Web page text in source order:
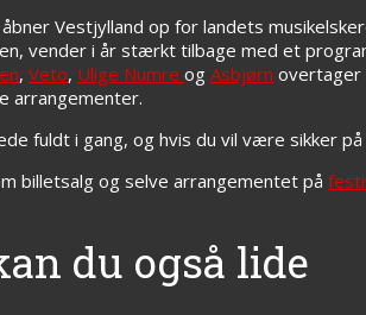
Vestjylland op for landets
vender i år stærkt tilbage med et
, Veto, Ulige Numre og Asbjørn overtager
arrangementer.
fuldt i gang, og hvis du vil være sikker
billetsalg og selve arrangementet på
du også lide